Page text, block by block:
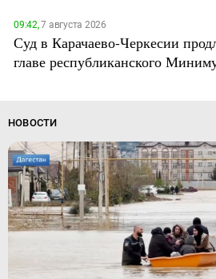
09:42,7 августа 2026
Суд в Карачаево-Черкесии
главе республиканского
НОВОСТИ